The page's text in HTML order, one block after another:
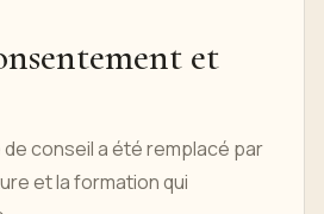
et
conseil a été remplacé par
et la formation qui